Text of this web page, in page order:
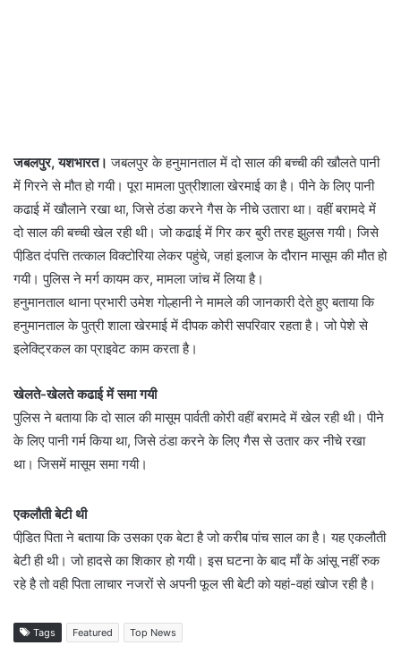
जबलपुर, यशभारत। जबलपुर के हनुमानताल में दो साल की बच्ची की खौलते पानी
में गिरने से मौत हो गयी। पूरा मामला पुत्रीशाला खेरमाई का है। पीने के लिए पानी
कढाई में खौलाने रखा था, जिसे ठंडा करने गैस के नीचे उतारा था। वहीं बरामदे में
दो साल की बच्ची खेल रही थी। जो कढाई में गिर कर बुरी तरह झुलस गयी। जिसे
पीडि़त दंपत्ति तत्काल विक्टोरिया लेकर पहुंचे, जहां इलाज के दौरान मासूम की मौत हो
गयी। पुलिस ने मर्ग कायम कर, मामला जांच में लिया है।
हनुमानताल थाना प्रभारी उमेश गोल्हानी ने मामले की जानकारी देते हुए बताया कि
हनुमानताल के पुत्री शाला खेरमाई में दीपक कोरी सपरिवार रहता है। जो पेशे से
इलेक्ट्रिकल का प्राइवेट काम करता है।
खेलते-खेलते कढाई में समा गयी
पुलिस ने बताया कि दो साल की मासूम पार्वती कोरी वहीं बरामदे में खेल रही थी। पीने
के लिए पानी गर्म किया था, जिसे ठंडा करने के लिए गैस से उतार कर नीचे रखा
था। जिसमें मासूम समा गयी।
एकलौती बेटी थी
पीडि़त पिता ने बताया कि उसका एक बेटा है जो करीब पांच साल का है। यह एकलौती
बेटी ही थी। जो हादसे का शिकार हो गयी। इस घटना के बाद माँ के आंसू नहीं रुक
रहे है तो वही पिता लाचार नजरों से अपनी फूल सी बेटी को यहां-वहां खोज रही है।
Tags Featured Top News